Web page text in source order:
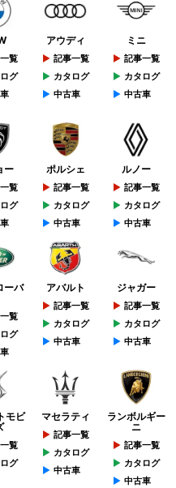
覧
グ
アウディ
記事一覧
カタログ
中古車
ミニ
記事一覧
カタログ
中古車
ー
覧
グ
ポルシェ
記事一覧
カタログ
中古車
ルノー
記事一覧
カタログ
中古車
ーバ
覧
グ
アバルト
記事一覧
カタログ
中古車
ジャガー
記事一覧
カタログ
中古車
モビ
覧
グ
マセラティ
記事一覧
カタログ
中古車
ランボルギー
ニ
記事一覧
カタログ
中古車